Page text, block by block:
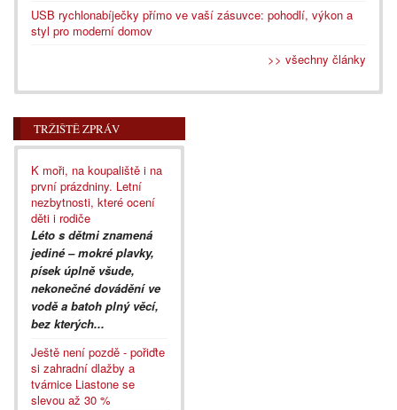
USB rychlonabíječky přímo ve vaší zásuvce: pohodlí, výkon a
styl pro moderní domov
>> všechny články
TRŽIŠTĚ ZPRÁV
K moři, na koupaliště i na
první prázdniny. Letní
nezbytnosti, které ocení
děti i rodiče
Léto s dětmi znamená
jediné – mokré plavky,
písek úplně všude,
nekonečné dovádění ve
vodě a batoh plný věcí,
bez kterých...
Ještě není pozdě - pořiďte
si zahradní dlažby a
tvárnice Liastone se
slevou až 30 %